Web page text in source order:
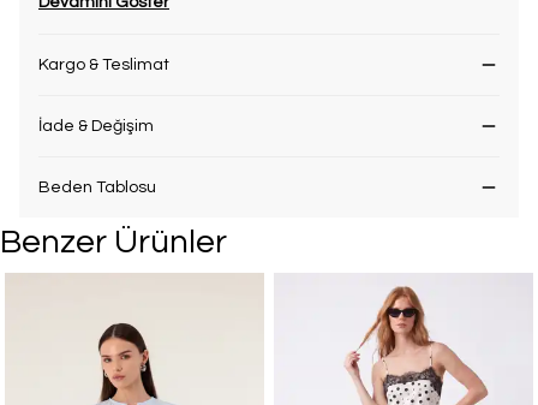
Kargo & Teslimat
İade & Değişim
Beden Tablosu
Benzer Ürünler